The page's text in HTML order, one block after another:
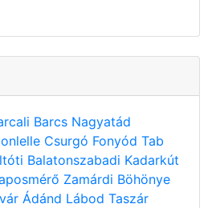
Barcs Nagyatád
Csurgó Fonyód Tab
Balatonszabadi Kadarkút
Zamárdi Böhönye
Ádánd Lábod Taszár